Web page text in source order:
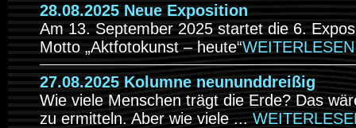
28.08.2025 Neue Exposition
Am 13. September 2025 startet die 6.
Motto „Aktfotokunst – heute“WEITERLESEN
27.08.2025 Kolumne neununddreißig
Wie viele Menschen trägt die Erde? Das
zu ermitteln. Aber wie viele ...